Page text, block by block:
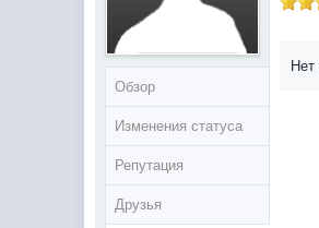
Обзор
Изменения статуса
Репутация
Друзья